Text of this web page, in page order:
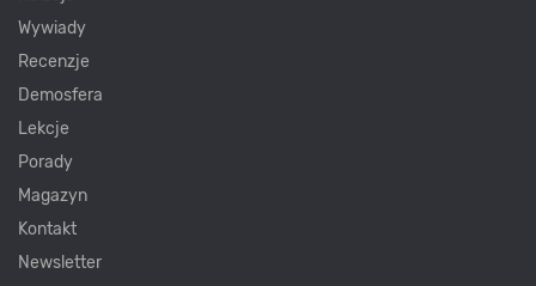
Wywiady
Recenzje
Demosfera
Lekcje
Porady
Magazyn
Kontakt
Newsletter